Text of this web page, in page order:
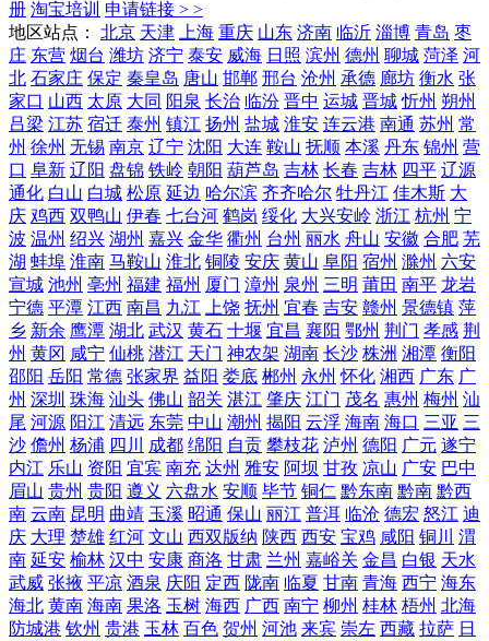
册 淘宝培训 申请链接 > >
地区站点：
北京 天津 上海 重庆 山东 济南 临沂 淄博 青岛 枣
庄 东营 烟台 潍坊 济宁 泰安 威海 日照 滨州 德州 聊城 菏泽 河
北 石家庄 保定 秦皇岛 唐山 邯郸 邢台 沧州 承德 廊坊 衡水 张
家口 山西 太原 大同 阳泉 长治 临汾 晋中 运城 晋城 忻州 朔州
吕梁 江苏 宿迁 泰州 镇江 扬州 盐城 淮安 连云港 南通 苏州 常
州 徐州 无锡 南京 辽宁 沈阳 大连 鞍山 抚顺 本溪 丹东 锦州 营
口 阜新 辽阳 盘锦 铁岭 朝阳 葫芦岛 吉林 长春 吉林 四平 辽源
通化 白山 白城 松原 延边 哈尔滨 齐齐哈尔 牡丹江 佳木斯 大
庆 鸡西 双鸭山 伊春 七台河 鹤岗 绥化 大兴安岭 浙江 杭州 宁
波 温州 绍兴 湖州 嘉兴 金华 衢州 台州 丽水 舟山 安徽 合肥 芜
湖 蚌埠 淮南 马鞍山 淮北 铜陵 安庆 黄山 阜阳 宿州 滁州 六安
宣城 池州 亳州 福建 福州 厦门 漳州 泉州 三明 莆田 南平 龙岩
宁德 平潭 江西 南昌 九江 上饶 抚州 宜春 吉安 赣州 景德镇 萍
乡 新余 鹰潭 湖北 武汉 黄石 十堰 宜昌 襄阳 鄂州 荆门 孝感 荆
州 黄冈 咸宁 仙桃 潜江 天门 神农架 湖南 长沙 株洲 湘潭 衡阳
邵阳 岳阳 常德 张家界 益阳 娄底 郴州 永州 怀化 湘西 广东 广
州 深圳 珠海 汕头 佛山 韶关 湛江 肇庆 江门 茂名 惠州 梅州 汕
尾 河源 阳江 清远 东莞 中山 潮州 揭阳 云浮 海南 海口 三亚 三
沙 儋州 杨浦 四川 成都 绵阳 自贡 攀枝花 泸州 德阳 广元 遂宁
内江 乐山 资阳 宜宾 南充 达州 雅安 阿坝 甘孜 凉山 广安 巴中
眉山 贵州 贵阳 遵义 六盘水 安顺 毕节 铜仁 黔东南 黔南 黔西
南 云南 昆明 曲靖 玉溪 昭通 保山 丽江 普洱 临沧 德宏 怒江 迪
庆 大理 楚雄 红河 文山 西双版纳 陕西 西安 宝鸡 咸阳 铜川
渭
南 延安 榆林 汉中 安康 商洛 甘肃 兰州 嘉峪关 金昌 白银 天水
武威 张掖 平凉 酒泉 庆阳 定西 陇南 临夏 甘南 青海 西宁 海东
海北 黄南 海南 果洛 玉树 海西 广西 南宁 柳州 桂林 梧州 北海
防城港 钦州 贵港 玉林 百色 贺州 河池 来宾 崇左 西藏 拉萨 日